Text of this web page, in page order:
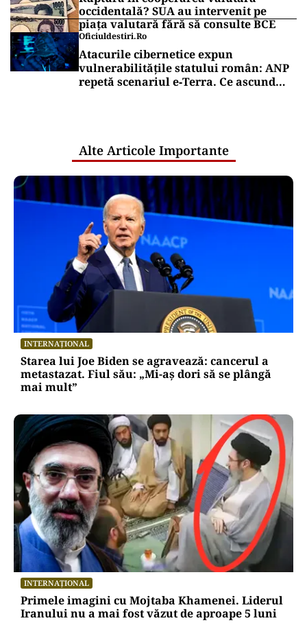
occidentală? SUA au intervenit pe
piața valutară fără să consulte BCE
Oficiuldestiri.ro
Atacurile cibernetice expun
vulnerabilitățile statului român: ANP
repetă scenariul e‑Terra. Ce ascund
Alte Articole Importante
INTERNAȚIONAL
Starea lui Joe Biden se agravează: cancerul a
metastazat. Fiul său: „Mi-aș dori să se plângă
mai mult”
INTERNAȚIONAL
Primele imagini cu Mojtaba Khamenei. Liderul
Iranului nu a mai fost văzut de aproape 5 luni